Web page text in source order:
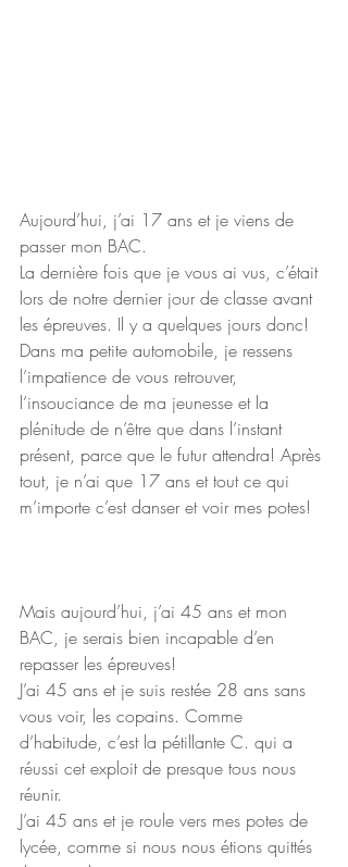
Aujourd’hui, j’ai 17 ans et je viens de
passer mon BAC.
La dernière fois que je vous ai vus, c’était
lors de notre dernier jour de classe avant
les épreuves. Il y a quelques jours donc!
Dans ma petite automobile, je ressens
l’impatience de vous retrouver,
l’insouciance de ma jeunesse et la
plénitude de n’être que dans l’instant
présent, parce que le futur attendra! Après
tout, je n’ai que 17 ans et tout ce qui
m’importe c’est danser et voir mes potes!
Mais aujourd’hui, j’ai 45 ans et mon
BAC, je serais bien incapable d’en
repasser les épreuves!
J’ai 45 ans et je suis restée 28 ans sans
vous voir, les copains. Comme
d’habitude, c’est la pétillante C. qui a
réussi cet exploit de presque tous nous
réunir.
J’ai 45 ans et je roule vers mes potes de
lycée, comme si nous nous étions quittés